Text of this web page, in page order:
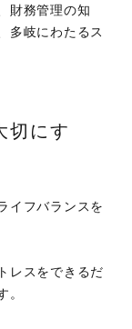
財務管理の知
多岐にわたるス
切にす
イフバランスを
レスをできるだ
。